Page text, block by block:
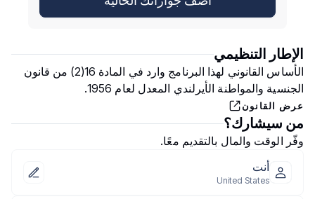
الإطار التنظيمي
الأساس القانوني لهذا البرنامج وارد في المادة 16(2) من قانون
الجنسية والمواطنة الأيرلندي المعدل لعام 1956.
عرض القانون
من سيشارك؟
وفّر الوقت والمال بالتقديم معًا.
أنت
United States